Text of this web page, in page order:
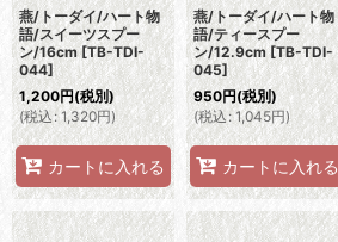
燕/トーダイ/ハート物
語/スイーツスプー
ン/16cm [TB-TDI-
044]
1,200円(税別)
(税込: 1,320円)
カートに入れる
燕/トーダイ/ハート物
語/ティースプー
ン/12.9cm [TB-TDI-
045]
950円(税別)
(税込 : 1,045円)
カートに入れる